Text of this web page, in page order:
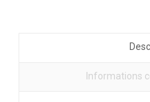
Informations